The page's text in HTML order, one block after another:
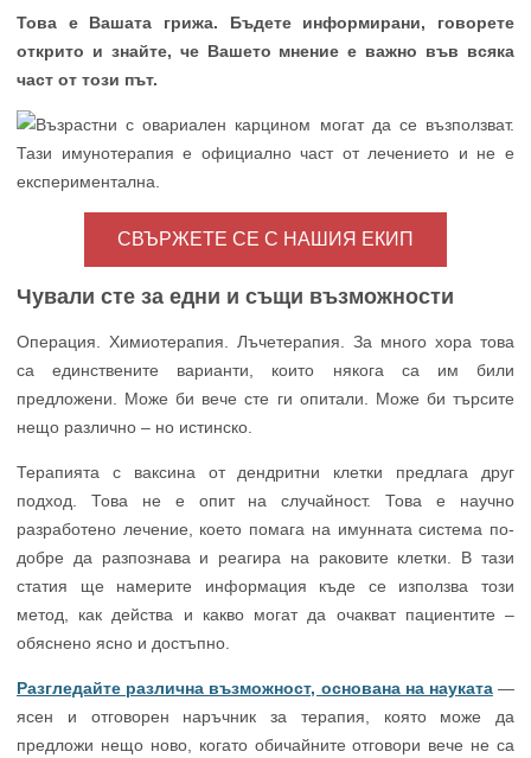
Това е Вашата грижа. Бъдете информирани, говорете
открито и знайте, че Вашето мнение е важно във всяка
част от този път.
СВЪРЖЕТЕ СЕ С НАШИЯ ЕКИП
Чували сте за едни и същи възможности
Операция. Химиотерапия. Лъчетерапия. За много хора това
са единствените варианти, които някога са им били
предложени. Може би вече сте ги опитали. Може би търсите
нещо различно – но истинско.
Терапията с ваксина от дендритни клетки предлага друг
подход. Това не е опит на случайност. Това е научно
разработено лечение, което помага на имунната система по-
добре да разпознава и реагира на раковите клетки. В тази
статия ще намерите информация къде се използва този
метод, как действа и какво могат да очакват пациентите –
обяснено ясно и достъпно.
Разгледайте различна възможност, основана на науката—
ясен и отговорен наръчник за терапия, която може да
предложи нещо ново, когато обичайните отговори вече не са